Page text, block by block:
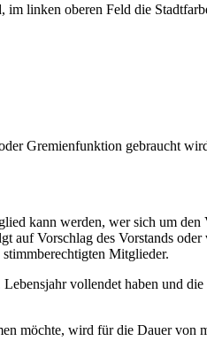
linken oberen Feld die
Gremienfunktion gebraucht
kann werden, wer sich um den
Vorschlag des Vorstands
Mitglieder.
vollendet haben und
möchte, wird für die Dauer von